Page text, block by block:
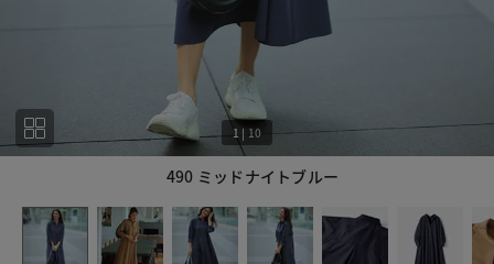
490 ミッドナイトブルー
1 | 10